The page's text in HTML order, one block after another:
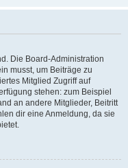
Die Board-Administration
musst, um Beiträge zu
Mitglied Zugriff auf
stehen: zum Beispiel
an andere Mitglieder, Beitritt
dir eine Anmeldung, da sie